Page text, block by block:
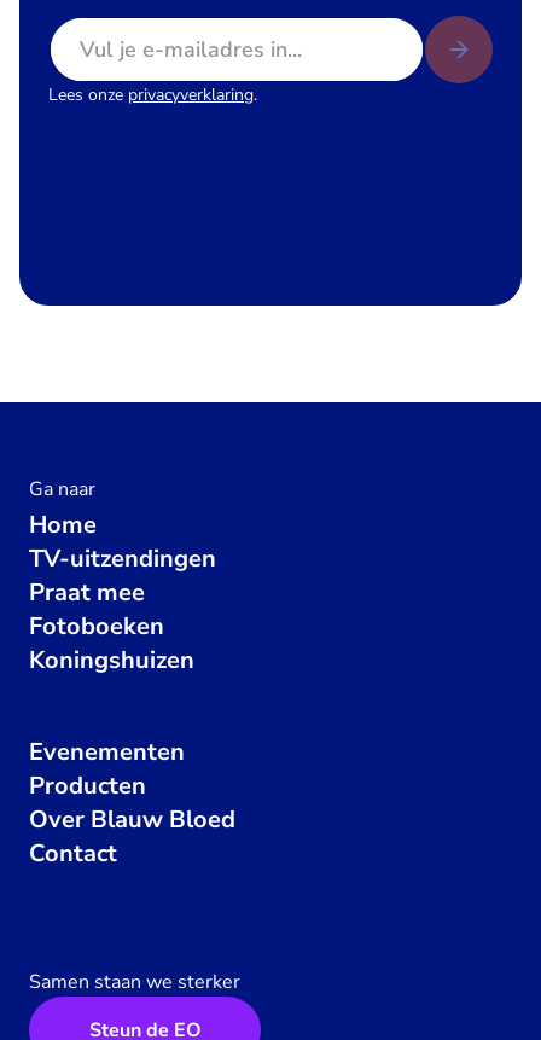
E-mailadres
Lees onze privacyverklaring.
Ga naar
Home
TV-uitzendingen
Praat mee
Fotoboeken
Koningshuizen
Evenementen
Producten
Over Blauw Bloed
Contact
Samen staan we sterker
Steun de EO